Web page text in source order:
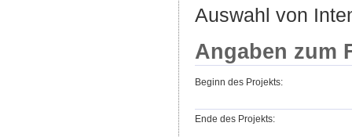
Auswahl von
Angaben zum
Beginn des Projekts:
Ende des Projekts: